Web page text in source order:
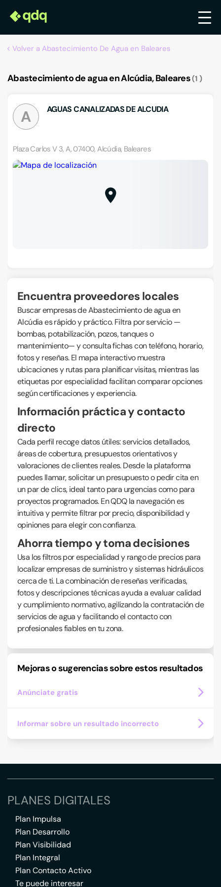
Volver a Abastecimiento De Agua en Baleares
Abastecimiento de agua en Alcúdia, Baleares 1
A AGUAS CANALIZADAS DE ALCUDIA
Plaza Carlos V 3, A, 07400, Alcúdia, Baleares
Encuentra proveedores locales
Buscar empresas de Abastecimiento de agua en
Alcúdia es rápido y práctico. Filtra por servicio —
bombas, potabilización, pozos, tanques o
mantenimiento— y consulta fichas con teléfono, horario,
fotos y reseñas. El mapa interactivo muestra
ubicaciones y rutas para planificar visitas, mientras las
etiquetas por especialidad facilitan comparar opciones
según certificaciones y experiencia.
Información práctica y contacto
directo
Cada perfil recoge datos útiles: servicios detallados,
áreas de cobertura, presupuestos orientativos y
valoraciones de clientes reales. Desde la plataforma
puedes llamar, solicitar un presupuesto o pedir cita en
un par de clics, ideal tanto para urgencias como para
proyectos programados. En QDQ la navegación es
intuitiva y permite filtrar por precio, disponibilidad y
opiniones para elegir con confianza.
Ahorra tiempo y toma decisiones
Usa los filtros por especialidad y rango de precios para
localizar empresas de suministro y sistemas hidráulicos
cerca de ti. La combinación de reseñas verificadas,
fotos y descripciones técnicas ayuda a evaluar calidad
y cumplimiento normativo, agilizando la contratación de
servicios de agua y facilitando el contacto con
profesionales fiables en tu zona.
Mejoras o sugerencias sobre estos resultados
Anúnciate gratis
Informar sobre un resultado incorrecto
PLANES DIGITALES
Plan Impulsa
Plan Desarrollo
Plan Visibilidad
Plan Integral
Plan Contacto Activo
Te puede interesar